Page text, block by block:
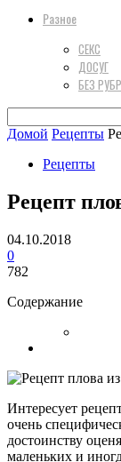
Разное
СЕКС
ДОСУГ
БЕЗ
Домой Рецепты
Рецепты
Рецепт
04.10.2018
0
782
Содержание
Интересует
очень
достоинству
маленьких и